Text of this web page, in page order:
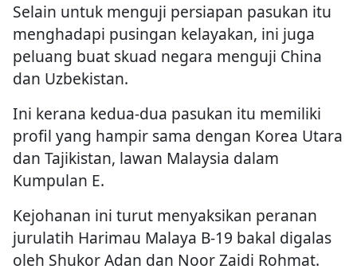
Selain untuk menguji persiapan pasukan itu
menghadapi pusingan kelayakan, ini juga
peluang buat skuad negara menguji China
dan Uzbekistan.
Ini kerana kedua-dua pasukan itu memiliki
profil yang hampir sama dengan Korea Utara
dan Tajikistan, lawan Malaysia dalam
Kumpulan E.
Kejohanan ini turut menyaksikan peranan
jurulatih Harimau Malaya B-19 bakal digalas
oleh Shukor Adan dan Noor Zaidi Rohmat.